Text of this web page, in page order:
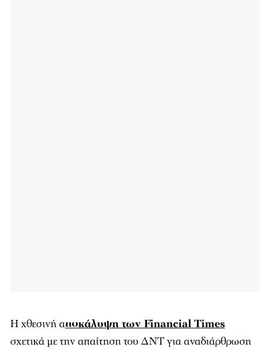
Η χθεσινή αποκάλυψη των Financial Times
σχετικά με την απαίτηση του ΔΝΤ για αναδιάρθρωση